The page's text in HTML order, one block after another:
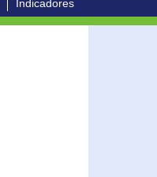
Indicadores